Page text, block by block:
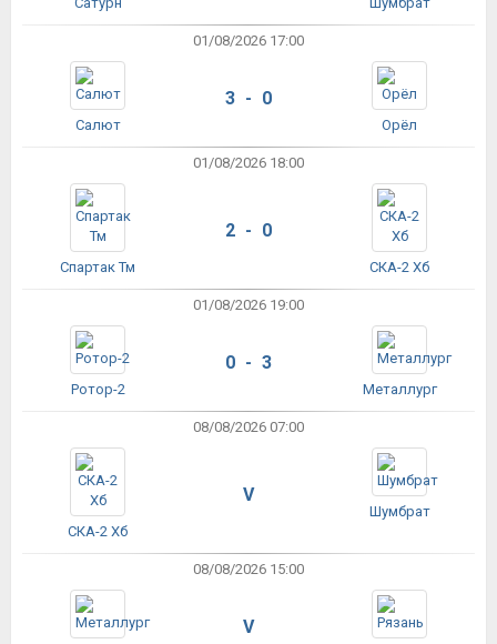
01/08/2026 17:00
Салют
3 - 0
Орёл
01/08/2026 18:00
Спартак Тм
2 - 0
СКА-2 Хб
01/08/2026 19:00
Ротор-2
0 - 3
Металлург
08/08/2026 07:00
СКА-2 Хб
V
Шумбрат
08/08/2026 15:00
V